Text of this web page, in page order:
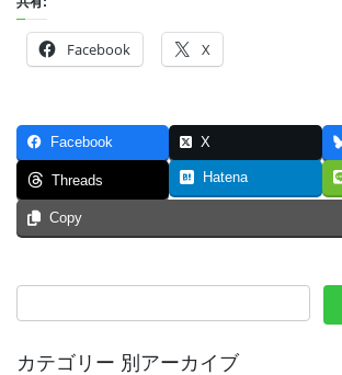
Facebook X
Facebook X
Threads Hatena
Copy
カテゴリー 別アーカイブ